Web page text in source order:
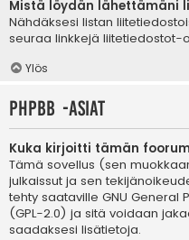
Mistä löydän lähettämäni
Nähdäksesi listan
seuraa linkkejä liitetiedostot-
Ylös
phpBB -asiat
Kuka kirjoitti tämän
Tämä sovellus (sen
julkaissut ja sen
tehty saataville GNU General
(GPL-2.0) ja sitä voidaan
saadaksesi lisätietoja.